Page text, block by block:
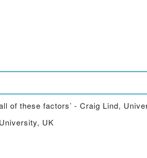
of these factors’ - Craig Lind,
UK